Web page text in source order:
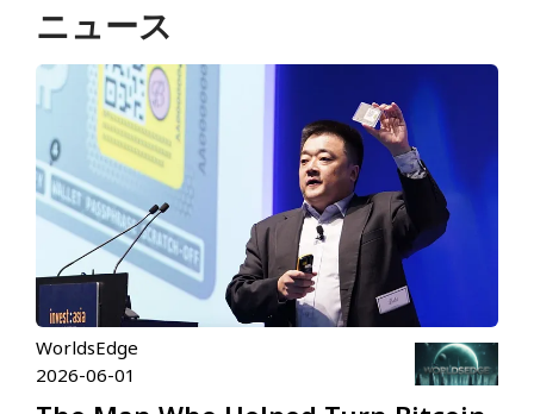
ニュース
WorldsEdge
2026-06-01